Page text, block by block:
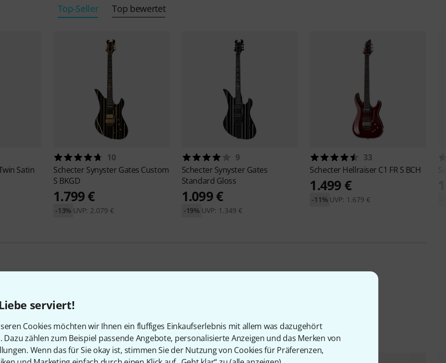
serviert!
Cookies möchten wir Ihnen ein fluffiges Einkaufserlebnis mit allem was dazugehört
Dazu zählen zum Beispiel passende Angebote, personalisierte Anzeigen und das Merken von
Wenn das für Sie okay ist, stimmen Sie der Nutzung von Cookies für Präferenzen,
Top-Seller Top bewertet
Satin
10
Schecter Synyster Gates Custom
S BKGD
1.799 €
UVP: 2.079 €
-13%
9
Schecter Synyster Gates
Standard Gloss
1.099 €
UVP: 1.349 €
-19%
33
Schecter Hellraiser C1 FR S BCH
1.499 €
UVP: 1.679 €
-11%
Schecter Angebote
Schnäppchen